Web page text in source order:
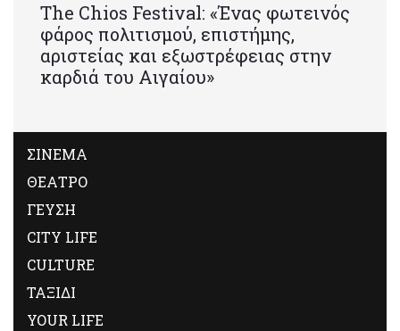
Τhe Chios Festival: «Ένας φωτεινός
φάρος πολιτισμού, επιστήμης,
αριστείας και εξωστρέφειας στην
καρδιά του Αιγαίου»
ΣΙΝΕΜΑ
ΘΕΑΤΡΟ
ΓΕΥΣΗ
CITY LIFE
CULTURE
ΤΑΞΙΔΙ
YOUR LIFE